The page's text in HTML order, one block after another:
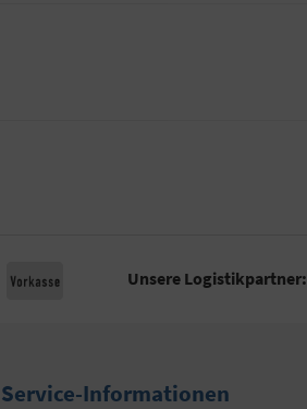
Unsere Logistikpartner:
Service-Informationen